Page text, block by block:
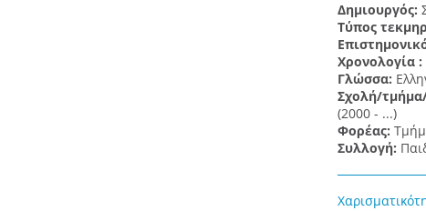
Δημιουργός:
Τύπος
Χρονολογία :
Γλώσσα:
Σχολή/
(2000 - ...)
Φορέας:
Συλλογή: